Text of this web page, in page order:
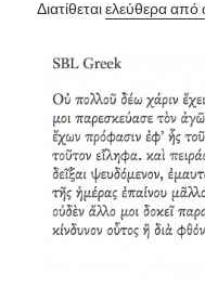
Διατίθεταιελεύθερα από